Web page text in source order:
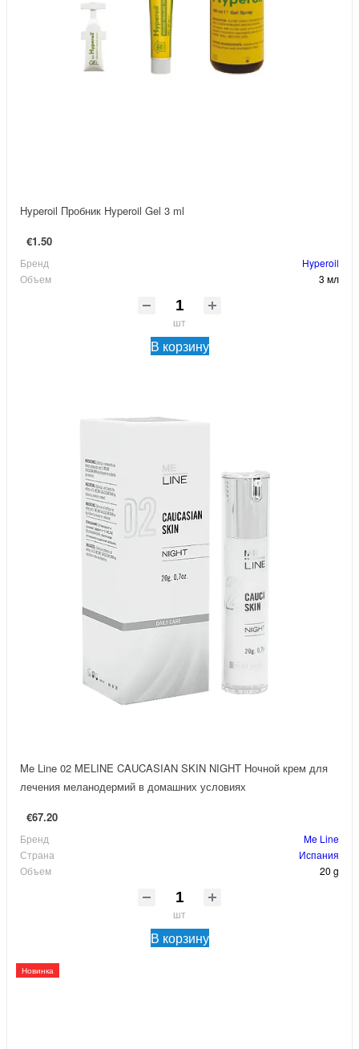
Hyperoil Пробник Hyperoil Gel 3 ml
€1.50
Бренд
Hyperoil
Объем
3 мл
шт
В корзину
Me Line 02 MELINE CAUCASIAN SKIN NIGHT Ночной крем для
лечения меланодермий в домашних условиях
€67.20
Бренд
Me Line
Страна
Испания
Объем
20 g
шт
В корзину
Новинка